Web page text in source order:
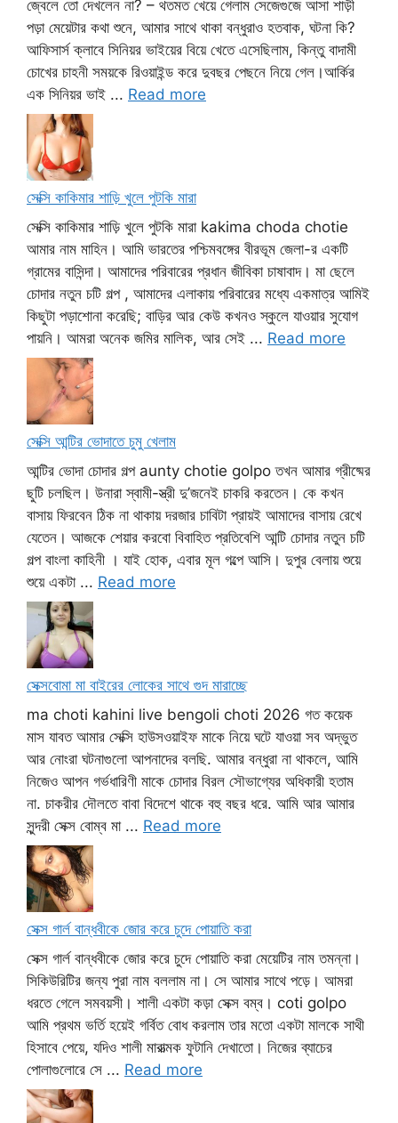
জ্বেলে তো দেখলেন না? – থতমত খেয়ে গেলাম সেজেগুজে আসা শাড়ী
পড়া মেয়েটার কথা শুনে, আমার সাথে থাকা বন্ধুরাও হতবাক, ঘটনা কি?
আফিসার্স ক্লাবে সিনিয়র ভাইয়ের বিয়ে খেতে এসেছিলাম, কিন্তু বাদামী
চোখের চাহনী সময়কে রিওয়াইন্ড করে দুবছর পেছনে নিয়ে গেল।আর্কির
এক সিনিয়র ভাই ... Read more
সেক্সি কাকিমার শাড়ি খুলে পুটকি মারা
সেক্সি কাকিমার শাড়ি খুলে পুটকি মারা kakima choda chotie
আমার নাম মাহিন। আমি ভারতের পশ্চিমবঙ্গের বীরভূম জেলা-র একটি
গ্রামের বাসিন্দা। আমাদের পরিবারের প্রধান জীবিকা চাষাবাদ। মা ছেলে
চোদার নতুন চটি গল্প , আমাদের এলাকায় পরিবারের মধ্যে একমাত্র আমিই
কিছুটা পড়াশোনা করেছি; বাড়ির আর কেউ কখনও স্কুলে যাওয়ার সুযোগ
পায়নি। আমরা অনেক জমির মালিক, আর সেই ... Read more
সেক্সি আন্টির ভোদাতে চুমু খেলাম
আন্টির ভোদা চোদার গল্প aunty chotie golpo তখন আমার গ্রীষ্মের
ছুটি চলছিল। উনারা স্বামী-স্ত্রী দু’জনেই চাকরি করতেন। কে কখন
বাসায় ফিরবেন ঠিক না থাকায় দরজার চাবিটা প্রায়ই আমাদের বাসায় রেখে
যেতেন। আজকে শেয়ার করবো বিবাহিত প্রতিবেশি আন্টি চোদার নতুন চটি
গল্প বাংলা কাহিনী । যাই হোক, এবার মূল গল্পে আসি। দুপুর বেলায় শুয়ে
শুয়ে একটা ... Read more
সেক্সবোমা মা বাইরের লোকের সাথে গুদ মারাচ্ছে
ma choti kahini live bengoli choti 2026 গত কয়েক
মাস যাবত আমার সেক্সি হাউসওয়াইফ মাকে নিয়ে ঘটে যাওয়া সব অদ্ভুত
আর নোংরা ঘটনাগুলো আপনাদের বলছি. আমার বন্ধুরা না থাকলে, আমি
নিজেও আপন গর্ভধারিণী মাকে চোদার বিরল সৌভাগ্যের অধিকারী হতাম
না. চাকরীর দৌলতে বাবা বিদেশে থাকে বহু বছর ধরে. আমি আর আমার
সুন্দরী সেক্স বোম্ব মা ... Read more
সেক্স গার্ল বান্ধবীকে জোর করে চুদে পোয়াতি করা
সেক্স গার্ল বান্ধবীকে জোর করে চুদে পোয়াতি করা মেয়েটির নাম তমন্না।
সিকিউরিটির জন্য পুরা নাম বললাম না। সে আমার সাথে পড়ে। আমরা
ধরতে গেলে সমবয়সী। শালী একটা কড়া সেক্স বম্ব। coti golpo
আমি প্রথম ভর্তি হয়েই গর্বিত বোধ করলাম তার মতো একটা মালকে সাথী
হিসাবে পেয়ে, যদিও শালী মারাত্মক ফুটানি দেখাতো। নিজের ব্যাচের
পোলাগুলোরে সে ... Read more